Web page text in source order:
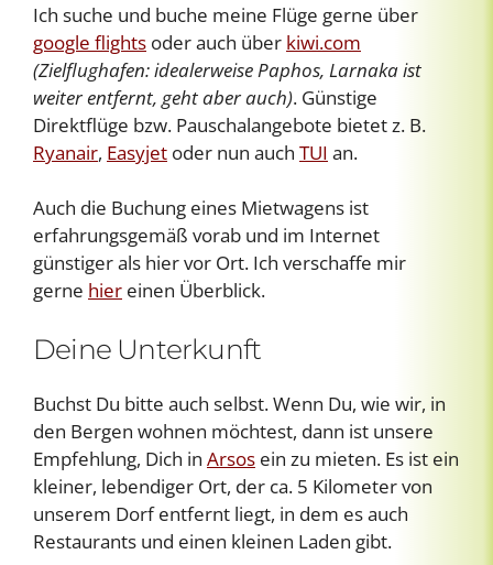
Ich suche und buche meine Flüge gerne über
google flights oder auch über kiwi.com
(Zielflughafen: idealerweise Paphos, Larnaka ist
weiter entfernt, geht aber auch). Günstige
Direktflüge bzw. Pauschalangebote bietet z. B.
Ryanair, Easyjet oder nun auch TUI an.
Auch die Buchung eines Mietwagens ist
erfahrungsgemäß vorab und im Internet
günstiger als hier vor Ort. Ich verschaffe mir
gerne hier einen Überblick.
Deine Unterkunft
Buchst Du bitte auch selbst. Wenn Du, wie wir, in
den Bergen wohnen möchtest, dann ist unsere
Empfehlung, Dich in Arsos ein zu mieten. Es ist ein
kleiner, lebendiger Ort, der ca. 5 Kilometer von
unserem Dorf entfernt liegt, in dem es auch
Restaurants und einen kleinen Laden gibt.